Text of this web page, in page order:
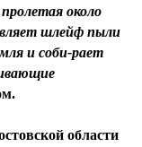
около
шлейф пыли
и соби-рает
области